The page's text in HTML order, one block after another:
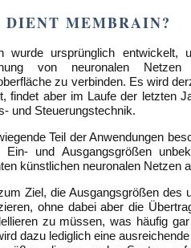
DIENT MEMBRAIN?
wurde ursprünglich entwickelt,
von neuronalen
zu verbinden. Es wird
findet aber im Laufe der letzten
und Steuerungstechnik.
Teil der Anwendungen
Ein- und Ausgangsgrößen
künstlichen neuronalen Netzen
Ziel, die Ausgangsgrößen
ohne dabei aber die
zu müssen, was häufig
dazu lediglich eine